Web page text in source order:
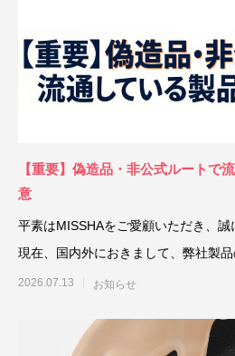
【重要】偽造品・非公式ルートで
意
平素はMISSHAをご愛顧いただき、誠
現在、国内外におきまして、弊社製品
した「偽造
2026.07.13 お知らせ